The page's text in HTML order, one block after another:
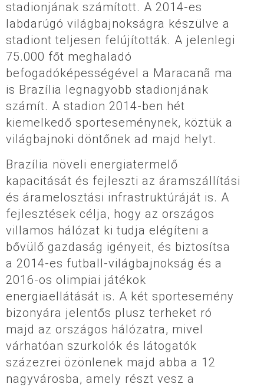
stadionjának számított. A 2014-es
labdarúgó világbajnokságra készülve a
stadiont teljesen felújították. A jelenlegi
75.000 főt meghaladó
befogadóképességével a Maracanã ma
is Brazília legnagyobb stadionjának
számít. A stadion 2014-ben hét
kiemelkedő sporteseménynek, köztük a
világbajnoki döntőnek ad majd helyt.
Brazília növeli energiatermelő
kapacitását és fejleszti az áramszállítási
és áramelosztási infrastruktúráját is. A
fejlesztések célja, hogy az országos
villamos hálózat ki tudja elégíteni a
bővülő gazdaság igényeit, és biztosítsa
a 2014-es futball-világbajnokság és a
2016-os olimpiai játékok
energiaellátását is. A két sportesemény
bizonyára jelentős plusz terheket ró
majd az országos hálózatra, mivel
várhatóan szurkolók és látogatók
százezrei özönlenek majd abba a 12
nagyvárosba, amely részt vesz a